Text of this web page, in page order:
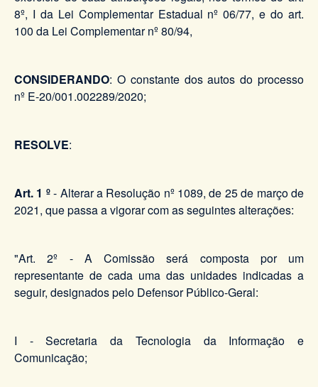
8º, I da Lei Complementar Estadual nº 06/77, e do art.
100 da Lei Complementar nº 80/94,
CONSIDERANDO: O constante dos autos do processo
nº E-20/001.002289/2020;
RESOLVE:
Art. 1 º- Alterar a Resolução nº 1089, de 25 de março de
2021, que passa a vigorar com as seguintes alterações:
"Art. 2º - A Comissão será composta por um
representante de cada uma das unidades indicadas a
seguir, designados pelo Defensor Público-Geral:
I - Secretaria da Tecnologia da Informação e
Comunicação;